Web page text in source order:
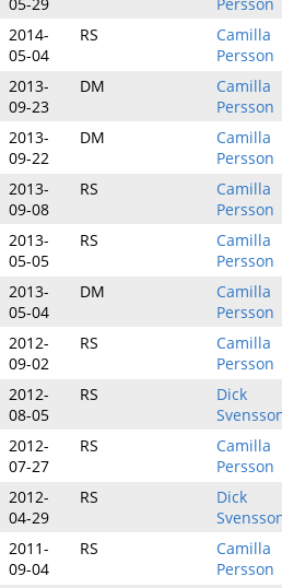
2014-
05-04
RS
Camilla
Persson
2013-
09-23
DM
Camilla
Persson
2013-
09-22
DM
Camilla
Persson
2013-
09-08
RS
Camilla
Persson
2013-
05-05
RS
Camilla
Persson
2013-
05-04
DM
Camilla
Persson
2012-
09-02
RS
Camilla
Persson
2012-
08-05
RS
Dick
2012-
07-27
RS
Camilla
Persson
2012-
04-29
RS
Dick
2011-
09-04
RS
Camilla
Persson